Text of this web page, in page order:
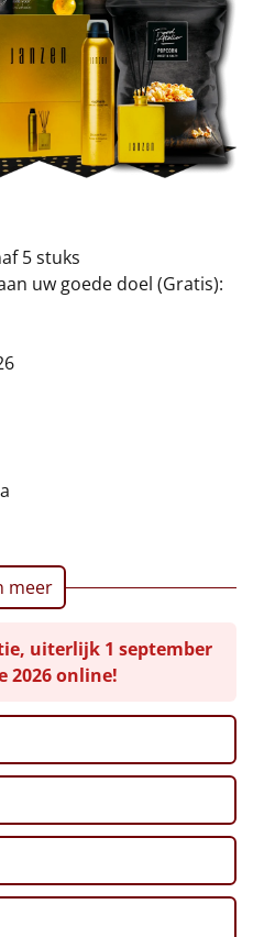
5 stuks
uw goede doel (Gratis):
100 gr
87,5 gr
kerstdoos, 39 x 29 x 18 cm
meer
uiterlijk 1 september
2026 online!